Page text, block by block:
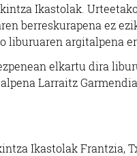
Ikastolak.
berreskurapena ez
argitalpena
elkartu dira
Larraitz
Ikastolak Frantzia,